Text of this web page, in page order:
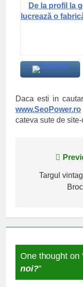
De la profil la
lucrează o
Daca esti in
www.SeoPower.ro
cateva sute de
Navigare
Targul
One thought on
noi?”